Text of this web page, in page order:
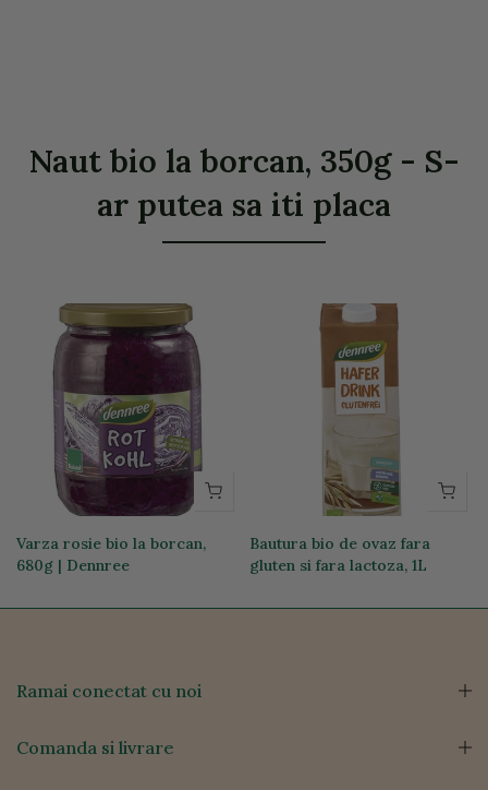
Naut bio la borcan, 350g - S-
ar putea sa iti placa
Varza rosie bio la borcan,
680g | Dennree
Bautura bio de ovaz fara
gluten si fara lactoza, 1L
Ramai conectat cu noi
Comanda si livrare